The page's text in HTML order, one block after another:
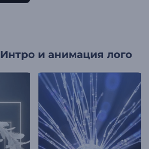
Интро и анимация лого